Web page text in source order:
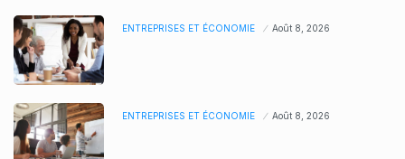
ENTREPRISES ET ÉCONOMIE Août 8, 2026
ENTREPRISES ET ÉCONOMIE Août 8, 2026